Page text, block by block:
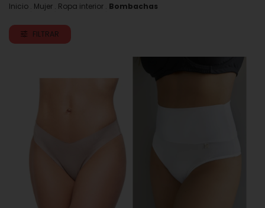
Inicio . Mujer . Ropa interior . Bombachas
FILTRAR